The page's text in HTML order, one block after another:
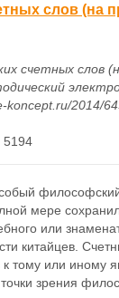
слов (на
счетных слов
2014/
5194
мере
или
китайцев.
тому или иному
зрения